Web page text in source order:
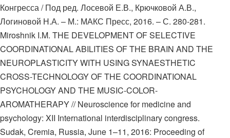
Конгресса / Под ред. Лосевой Е.В., Крючковой А.В.,
Логиновой Н.А. – М.: МАКС Пресс, 2016. – С. 280-281.
Miroshnik I.M. THE DEVELOPMENT OF SELECTIVE
COORDINATIONAL ABILITIES OF THE BRAIN AND THE
NEUROPLASTICITY WITH USING SYNAESTHETIC
CROSS-TECHNOLOGY OF THE COORDINATIONAL
PSYCHOLOGY AND THE MUSIC-COLOR-
AROMATHERAPY // Neuroscience for medicine and
psychology: XII International interdisciplinary congress.
Sudak, Cremia, Russia, June 1–11, 2016: Proceeding of